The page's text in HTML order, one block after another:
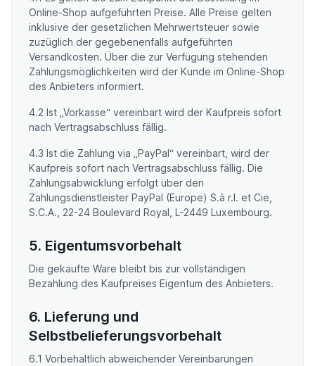
Online-Shop aufgeführten Preise. Alle Preise gelten
inklusive der gesetzlichen Mehrwertsteuer sowie
zuzüglich der gegebenenfalls aufgeführten
Versandkosten. Über die zur Verfügung stehenden
Zahlungsmöglichkeiten wird der Kunde im Online-Shop
des Anbieters informiert.
4.2 Ist „Vorkasse“ vereinbart wird der Kaufpreis sofort
nach Vertragsabschluss fällig.
4.3 Ist die Zahlung via „PayPal“ vereinbart, wird der
Kaufpreis sofort nach Vertragsabschluss fällig. Die
Zahlungsabwicklung erfolgt über den
Zahlungsdienstleister PayPal (Europe) S.à r.l. et Cie,
S.C.A., 22-24 Boulevard Royal, L-2449 Luxembourg.
5. Eigentumsvorbehalt
Die gekaufte Ware bleibt bis zur vollständigen
Bezahlung des Kaufpreises Eigentum des Anbieters.
6. Lieferung und
Selbstbelieferungsvorbehalt
6.1 Vorbehaltlich abweichender Vereinbarungen